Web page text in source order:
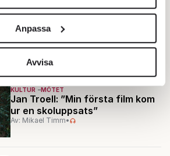
för att anpassa innehållet
analysera vår trafik. Vi
sådana identifierare och annan
enhet till de sociala medier och
som vi samarbetar med.
informationen med annan
tillhandahållit eller som de har
använt deras tjänster.
hur vi hanterar personuppgifter
Anpassa
Avvisa
08 Redaktionsbloggen
Film
KULTUR MÖTET
Jan Troell: ”Min första film kom
ur en skoluppsats”
Av: Mikael Timm•